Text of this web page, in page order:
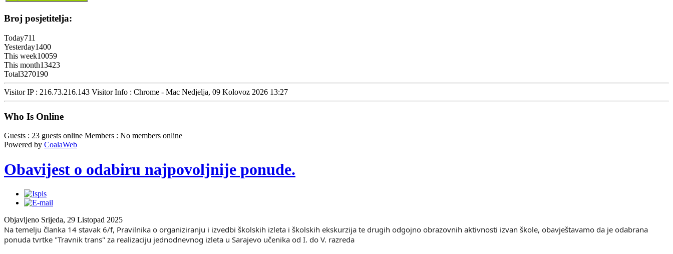
Broj posjetitelja:
Today711
Yesterday1400
This week10059
This month13423
Total3270190
Visitor IP : 216.73.216.143 Visitor Info : Chrome - Mac Nedjelja, 09 Kolovoz 2026 13:27
Who Is Online
Guests : 23 guests online Members : No members online
Powered by CoalaWeb
Obavijest o odabiru najpovoljnije ponude.
Objavljeno Srijeda, 29 Listopad 2025
Na temelju članka 14 stavak 6/f, Pravilnika o organiziranju i izvedbi školskih izleta i školskih ekskurzija te drugih odgojno obrazovnih aktivnosti izvan škole, obavještavamo da je odabrana
ponuda tvrtke "Travnik trans" za realizaciju jednodnevnog izleta u Sarajevo učenika od I. do V. razreda